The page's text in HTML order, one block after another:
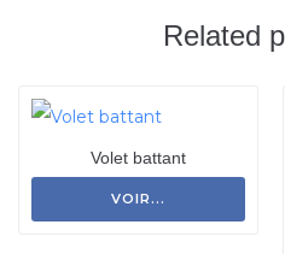
Related
Volet battant
VOIR...